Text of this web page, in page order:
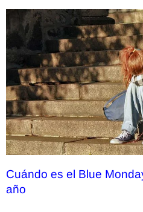
Cuándo es el Blue
año